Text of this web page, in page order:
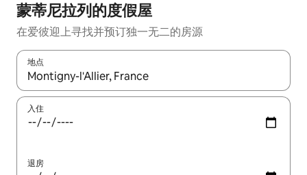
蒙蒂尼拉列的度假屋
在爱彼迎上寻找并预订独一无二的房源
地点
如有搜索结果，请使用上下方向键查看，或通过点击或滑动手势
入住
退房